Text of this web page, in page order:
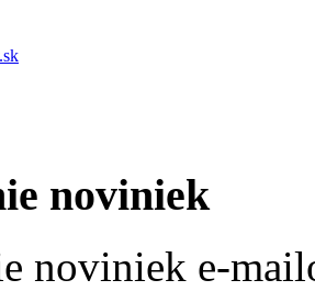
noviniek
noviniek e-